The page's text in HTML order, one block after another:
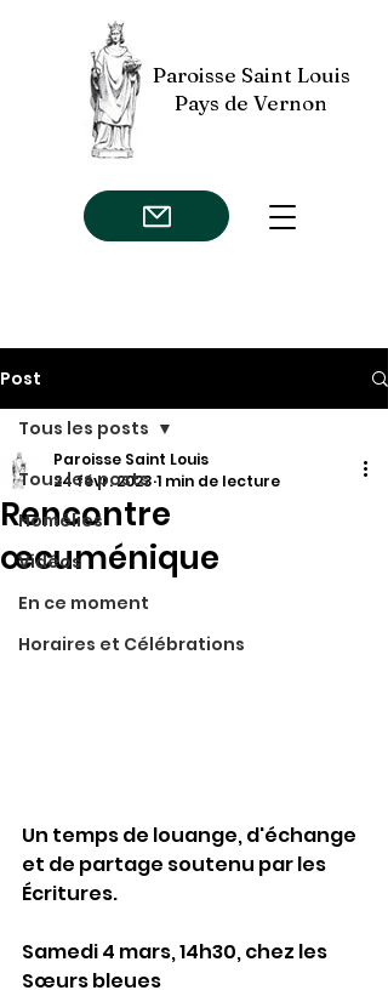
Paroisse Saint Louis
Pays de Vernon
Post
Tous les posts
Homélies
Vidéos
En ce moment
Horaires et Célébrations
Tous les posts
Rencontre
œcuménique
Paroisse Saint Louis
24 févr. 2023 1 min de lecture
Un temps de louange, d'échange
et de partage soutenu par les
Écritures.
Samedi 4 mars, 14h30, chez les
Sœurs bleues